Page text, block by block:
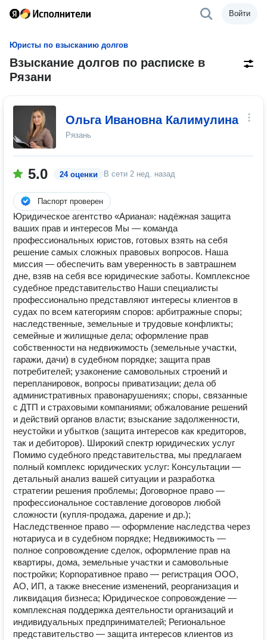
Войти
Юристы по взысканию долгов
Взыскание долгов по расписке в
Рязани
Ольга Ивановна Калимулина
Рязань
5.0 24 оценки В сети 2 нед. назад
Паспорт проверен
Юридическое агентство «Ариана»: надёжная защита
ваших прав и интересов Мы — команда
профессиональных юристов, готовых взять на себя
решение самых сложных правовых вопросов. Наша
миссия — обеспечить вам уверенность в завтрашнем
дне, взяв на себя все юридические заботы. Комплексное
судебное представительство Наши специалисты
профессионально представляют интересы клиентов в
судах по всем категориям споров: арбитражные споры;
наследственные, земельные и трудовые конфликты;
семейные и жилищные дела; оформление прав
собственности на недвижимость (земельные участки,
гаражи, дачи) в судебном порядке; защита прав
потребителей; узаконение самовольных строений и
перепланировок, вопросы приватизации; дела об
административных правонарушениях; споры, связанные
с ДТП и страховыми компаниями; обжалование решений
и действий органов власти; взыскание задолженности,
неустойки и убытков (защита интересов как кредиторов,
так и дебиторов). Широкий спектр юридических услуг
Помимо судебного представительства, мы предлагаем
полный комплекс юридических услуг: Консультации —
детальный анализ вашей ситуации и разработка
стратегии решения проблемы; Договорное право —
профессиональное составление договоров любой
сложности (купля‑продажа, дарение и др.);
Наследственное право — оформление наследства через
нотариуса и в судебном порядке; Недвижимость —
полное сопровождение сделок, оформление прав на
квартиры, дома, земельные участки и самовольные
постройки; Корпоративное право — регистрация ООО,
АО, ИП, а также внесение изменений, реорганизация и
ликвидация бизнеса; Юридическое сопровождение —
комплексная поддержка деятельности организаций и
индивидуальных предпринимателей; Региональное
представительство — защита интересов клиентов из